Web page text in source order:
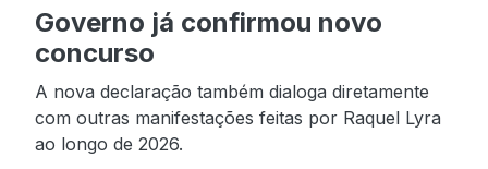
Governo já confirmou novo
concurso
A nova declaração também dialoga diretamente
com outras manifestações feitas por Raquel Lyra
ao longo de 2026.